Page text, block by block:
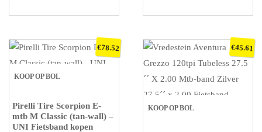
KOOP OP BOL
Pirelli Tire Scorpion E-
mtb M Classic (tan-wall) –
UNI Fietsband kopen
€78.52
KOOP OP BOL
€45.61